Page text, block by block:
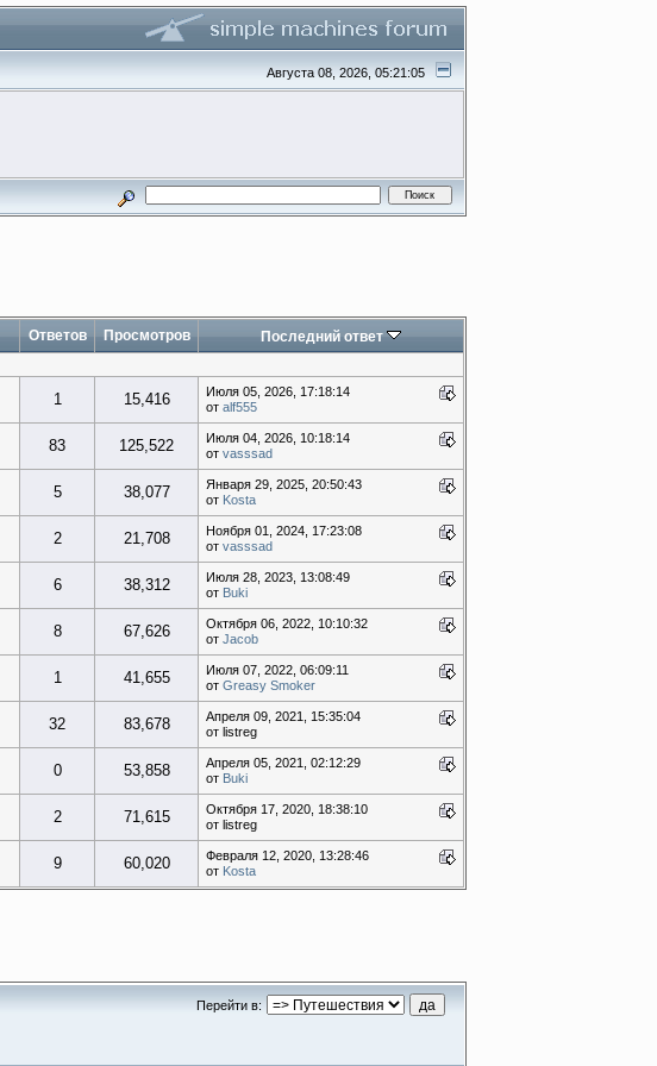
Августа 08, 2026, 05:21:05
Ответов Просмотров Последний ответ
1 15,416
Июля 05, 2026, 17:18:14
отalf555
83 125,522
Июля 04, 2026, 10:18:14
отvasssad
5 38,077
Января 29, 2025, 20:50:43
от Kosta
2 21,708
Ноября 01, 2024, 17:23:08
отvasssad
6 38,312
Июля 28, 2023, 13:08:49
от Buki
8 67,626
Октября 06, 2022, 10:10:32
отJacob
1 41,655
Июля 07, 2022, 06:09:11
отGreasy Smoker
32 83,678
Апреля 09, 2021, 15:35:04
от listreg
0 53,858
Апреля 05, 2021, 02:12:29
от Buki
2 71,615
Октября 17, 2020, 18:38:10
от listreg
9 60,020
Февраля 12, 2020, 13:28:46
от Kosta
Перейти в: